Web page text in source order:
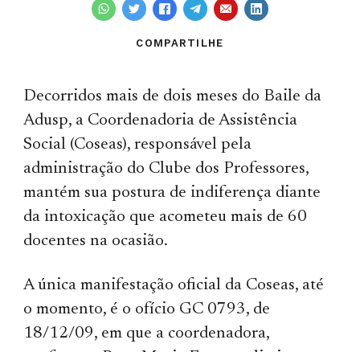
COMPARTILHE
Decorridos mais de dois meses do Baile da
Adusp, a Coordenadoria de Assistência
Social (Coseas), responsável pela
administração do Clube dos Professores,
mantém sua postura de indiferença diante
da intoxicação que acometeu mais de 60
docentes na ocasião.
A única manifestação oficial da Coseas, até
o momento, é o ofício GC 0793, de
18/12/09, em que a coordenadora,